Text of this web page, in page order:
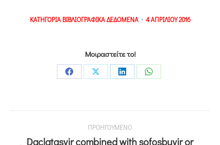
ΚΑΤΗΓΟΡΙΑ ΒΙΒΛΙΟΓΡΑΦΙΚΑ ΔΕΔΟΜΕΝΑ 4 ΑΠΡΙΛΙΟΥ 2016
Μοιραστείτε το!
ΠΡΟΗΓΟΥΜΕΝΟ
Daclatasvir combined with sofosbuvir or